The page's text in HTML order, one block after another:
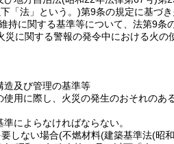
「法」という。)第9条の規定に基づ
持に関する基準等について、法第9
に関する警報の発令中における火
造及び管理の基準等
使用に際し、火災の発生のおそれのあ
によらなければならない。
しない場合(不燃材料(建築基準法(昭